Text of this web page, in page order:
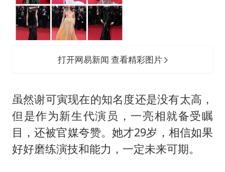
打开网易新闻 查看精彩图片
虽然谢可寅现在的知名度还是没有太高，
但是作为新生代演员，一亮相就备受瞩
目，还被官媒夸赞。她才29岁，相信如果
好好磨练演技和能力，一定未来可期。